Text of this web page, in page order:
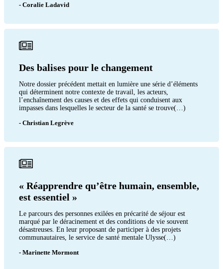
- Coralie Ladavid
Des balises pour le changement
Notre dossier précédent mettait en lumière une série d’éléments
qui déterminent notre contexte de travail, les acteurs,
l’enchaînement des causes et des effets qui conduisent aux
impasses dans lesquelles le secteur de la santé se trouve(…)
- Christian Legrève
« Réapprendre qu’être humain, ensemble,
est essentiel »
Le parcours des personnes exilées en précarité de séjour est
marqué par le déracinement et des conditions de vie souvent
désastreuses. En leur proposant de participer à des projets
communautaires, le service de santé mentale Ulysse(…)
- Marinette Mormont